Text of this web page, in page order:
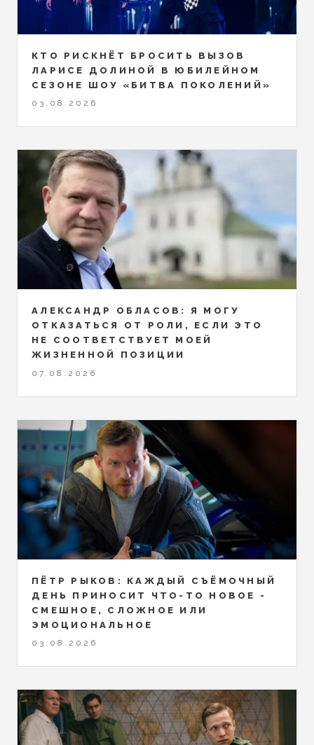
КТО РИСКНЁТ БРОСИТЬ ВЫЗОВ
ЛАРИСЕ ДОЛИНОЙ В ЮБИЛЕЙНОМ
СЕЗОНЕ ШОУ «БИТВА ПОКОЛЕНИЙ»
03.08.2026
АЛЕКСАНДР ОБЛАСОВ: Я МОГУ
ОТКАЗАТЬСЯ ОТ РОЛИ, ЕСЛИ ЭТО
НЕ СООТВЕТСТВУЕТ МОЕЙ
ЖИЗНЕННОЙ ПОЗИЦИИ
07.08.2026
ПЁТР РЫКОВ: КАЖДЫЙ СЪЁМОЧНЫЙ
ДЕНЬ ПРИНОСИТ ЧТО-ТО НОВОЕ -
СМЕШНОЕ, СЛОЖНОЕ ИЛИ
ЭМОЦИОНАЛЬНОЕ
03.08.2026